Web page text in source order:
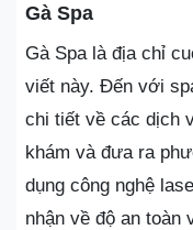
Gà Spa
Gà Spa là địa chỉ
viết này. Đến với
chi tiết về các dịch
khám và đưa ra
dụng công nghệ
nhận về độ an toàn